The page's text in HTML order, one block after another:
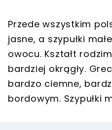
Przede wszystkim
jasne, a szypułki
owocu. Kształt
bardziej okrągły.
bardzo ciemne,
bordowym. Szypułki